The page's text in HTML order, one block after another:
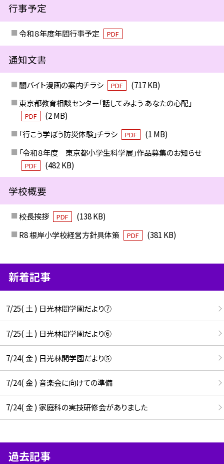
行事予定
令和８年度年間行事予定 PDF
通知文書
闇バイト漫画の案内チラシ PDF
(717 KB)
東京都教育相談センター「話してみよう あなたの心配」
PDF
(2 MB)
「行こう学ぼう防災体験」チラシ
PDF
(1 MB)
「令和８年度 東京都小学生科学展」作品募集のお知らせ
PDF (482 KB)
学校概要
校長挨拶 PDF
(138 KB)
R8 根岸小学校経営方針具体策
PDF (381 KB)
新着記事
7/25( 土 ) 日光林間学園だより⑦
7/25( 土 ) 日光林間学園だより⑥
7/24( 金 ) 日光林間学園だより⑤
7/24( 金 ) 音楽会に向けての準備
7/24( 金 ) 家庭科の実技研修会がありました
過去記事